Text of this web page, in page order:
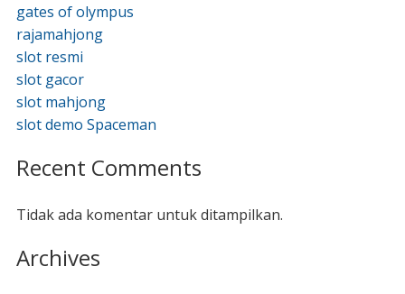
gates of olympus
rajamahjong
slot resmi
slot gacor
slot mahjong
slot demo Spaceman
Recent Comments
Tidak ada komentar untuk ditampilkan.
Archives